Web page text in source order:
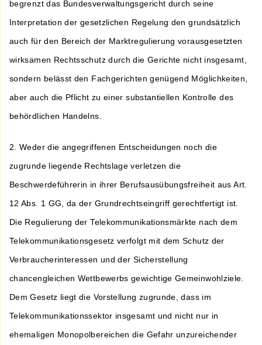
begrenzt das Bundesverwaltungsgericht durch seine
Interpretation der gesetzlichen Regelung den grundsätzlich
auch für den Bereich der Marktregulierung vorausgesetzten
wirksamen Rechtsschutz durch die Gerichte nicht insgesamt,
sondern belässt den Fachgerichten genügend Möglichkeiten,
aber auch die Pflicht zu einer substantiellen Kontrolle des
behördlichen Handelns.
2. Weder die angegriffenen Entscheidungen noch die
zugrunde liegende Rechtslage verletzen die
Beschwerdeführerin in ihrer Berufsausübungsfreiheit aus Art.
12 Abs. 1 GG, da der Grundrechtseingriff gerechtfertigt ist.
Die Regulierung der Telekommunikationsmärkte nach dem
Telekommunikationsgesetz verfolgt mit dem Schutz der
Verbraucherinteressen und der Sicherstellung
chancengleichen Wettbewerbs gewichtige Gemeinwohlziele.
Dem Gesetz liegt die Vorstellung zugrunde, dass im
Telekommunikationssektor insgesamt und nicht nur in
ehemaligen Monopolbereichen die Gefahr unzureichender